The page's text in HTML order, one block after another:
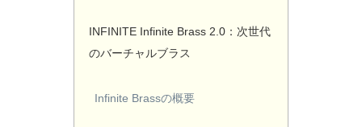
INFINITE Infinite Brass 2.0：次世代
のバーチャルブラス
Infinite Brassの概要